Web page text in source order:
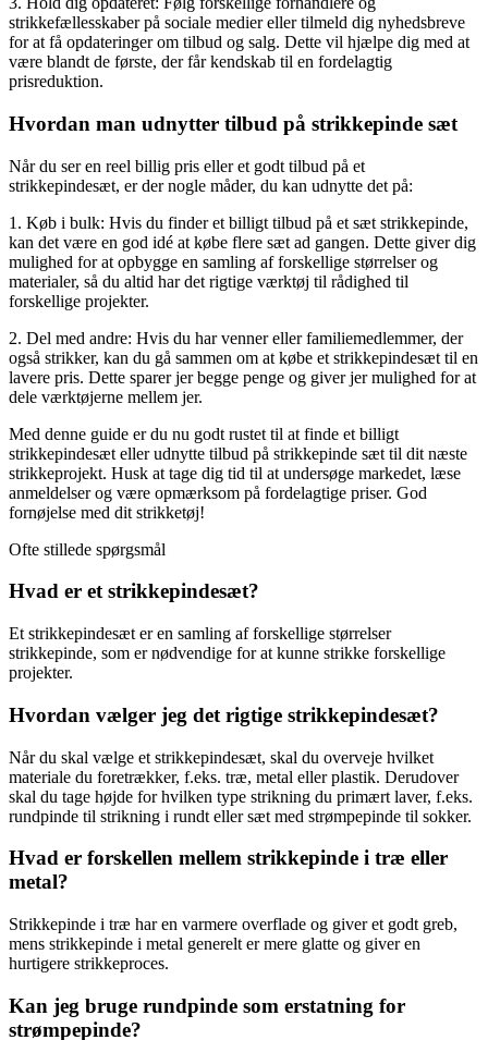
strikkefællesskaber på sociale medier eller tilmeld dig nyhedsbreve
for at få opdateringer om tilbud og salg. Dette vil hjælpe dig med at
være blandt de første, der får kendskab til en fordelagtig
prisreduktion.
Hvordan man udnytter tilbud på strikkepinde sæt
Når du ser en reel billig pris eller et godt tilbud på et
strikkepindesæt, er der nogle måder, du kan udnytte det på:
1. Køb i bulk: Hvis du finder et billigt tilbud på et sæt strikkepinde,
kan det være en god idé at købe flere sæt ad gangen. Dette giver dig
mulighed for at opbygge en samling af forskellige størrelser og
materialer, så du altid har det rigtige værktøj til rådighed til
forskellige projekter.
2. Del med andre: Hvis du har venner eller familiemedlemmer, der
også strikker, kan du gå sammen om at købe et strikkepindesæt til en
lavere pris. Dette sparer jer begge penge og giver jer mulighed for at
dele værktøjerne mellem jer.
Med denne guide er du nu godt rustet til at finde et billigt
strikkepindesæt eller udnytte tilbud på strikkepinde sæt til dit næste
strikkeprojekt. Husk at tage dig tid til at undersøge markedet, læse
anmeldelser og være opmærksom på fordelagtige priser. God
fornøjelse med dit strikketøj!
Ofte stillede spørgsmål
Hvad er et strikkepindesæt?
Et strikkepindesæt er en samling af forskellige størrelser
strikkepinde, som er nødvendige for at kunne strikke forskellige
projekter.
Hvordan vælger jeg det rigtige strikkepindesæt?
Når du skal vælge et strikkepindesæt, skal du overveje hvilket
materiale du foretrækker, f.eks. træ, metal eller plastik. Derudover
skal du tage højde for hvilken type strikning du primært laver, f.eks.
rundpinde til strikning i rundt eller sæt med strømpepinde til sokker.
Hvad er forskellen mellem strikkepinde i træ eller
metal?
Strikkepinde i træ har en varmere overflade og giver et godt greb,
mens strikkepinde i metal generelt er mere glatte og giver en
hurtigere strikkeproces.
Kan jeg bruge rundpinde som erstatning for
strømpepinde?